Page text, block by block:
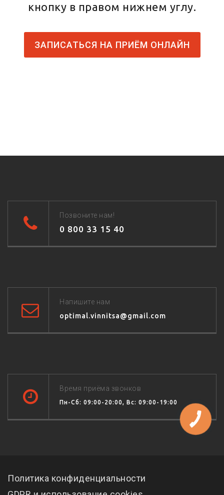
кнопку в правом нижнем углу.
ЗАПИСАТЬСЯ НА ПРИЁМ ОНЛАЙН
Позвоните нам!
0 800 33 15 40
Напишите нам
optimal.vinnitsa@gmail.com
Время приёма звонков
Пн-Сб: 09:00-20:00, Вс: 09:00-19:00
Политика конфиденциальности